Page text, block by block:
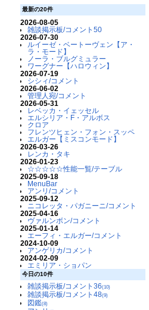
最新の20件
2026-08-05
雑談掲示板/コメント50
2026-07-30
ルイーゼ・ベートーヴェン【ア・
ラ・モード】
ノーラ・ブルグミュラー
ワーグナー【ハロウィン】
2026-07-19
シシィ/コメント
2026-06-02
管理人宛/コメント
2026-05-31
レベッカ・イェッセル
エルシリア・F・アルボス
クロア
フレンツヒェン・フォン・スッペ
エルガー【ミスコンモード】
2026-03-26
レンカ・タキ
2026-01-23
☆☆☆☆☆性能一覧/テーブル
2025-09-18
MenuBar
アンリ/コメント
2025-09-12
ニコレッタ・パガニーニ/コメント
2025-04-16
ヴァルンボン/コメント
2025-01-14
エーフィ・エルガー/コメント
2024-10-09
アンゲリカ/コメント
2024-02-09
エミリア・ショパン
今日の10件
雑談掲示板/コメント36(10)
雑談掲示板/コメント48(9)
図鑑(8)